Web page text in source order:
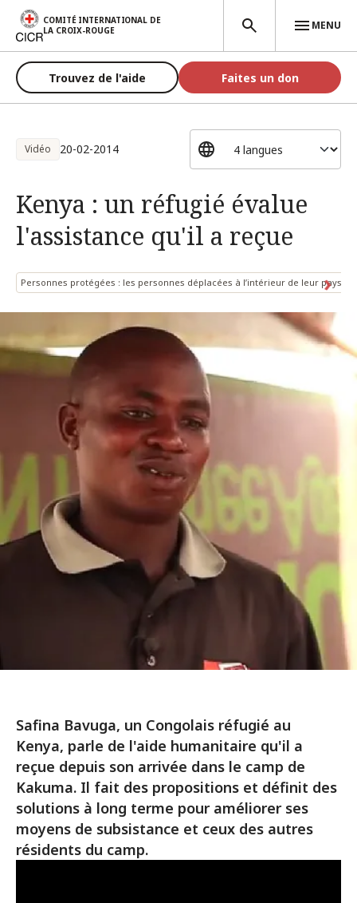
Aller au contenu principal
COMITÉ INTERNATIONAL DE
LA CROIX-ROUGE
MENU
Trouvez de l'aide Faites un don
Vidéo 20-02-2014
Kenya : un réfugié évalue
l'assistance qu'il a reçue
Personnes protégées : les personnes déplacées à l’intérieur de leur pays
Safina Bavuga, un Congolais réfugié au
Kenya, parle de l'aide humanitaire qu'il a
reçue depuis son arrivée dans le camp de
Kakuma. Il fait des propositions et définit des
solutions à long terme pour améliorer ses
moyens de subsistance et ceux des autres
résidents du camp.